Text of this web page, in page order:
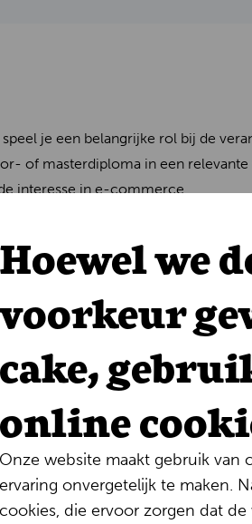
speel je een belangrijke rol bij de
of masterdiploma in een
interesse in e-commerce.
kan nauwkeurig werken
die op een constructieve en
communicatief.
bij klanten en bent in
inclusief duidelijk omschreven taken
verwachtingen te
en/of IT-omgevingen is een plus.
en Engels.
naar verbetering en hebt een “get-
Hoewel we
voorkeur
cake,
online
Onze website maakt gebruik van
ervaring onvergetelijk te maken.
cookies, die ervoor zorgen dat de